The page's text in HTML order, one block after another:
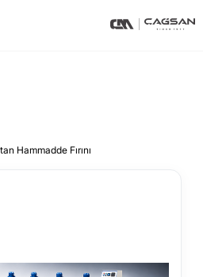
Hammadde Fırını